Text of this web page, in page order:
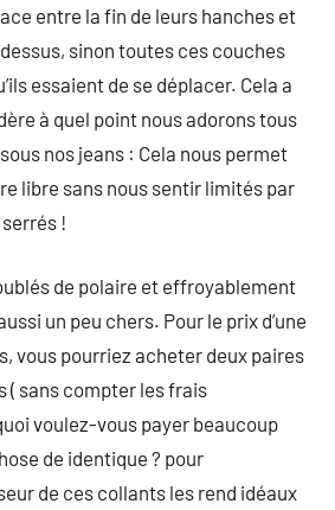
entre la fin de leurs hanches et
sinon toutes ces couches
essaient de se déplacer. Cela a
à quel point nous adorons tous
nos jeans : Cela nous permet
libre sans nous sentir limités par
!
de polaire et effroyablement
un peu chers. Pour le prix d’une
vous pourriez acheter deux paires
( sans compter les frais
voulez-vous payer beaucoup
de identique ? pour
de ces collants les rend idéaux